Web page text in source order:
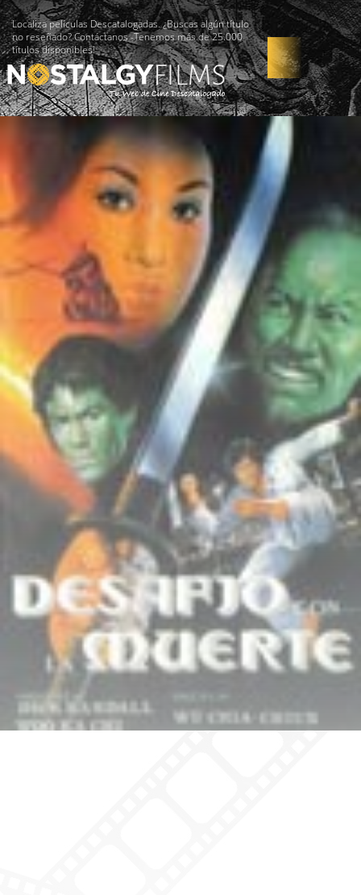
Localiza películas Descatalogadas. ¿Buscas algún título
no reseñado? Contáctanos -Tenemos más de 25.000
títulos disponibles!